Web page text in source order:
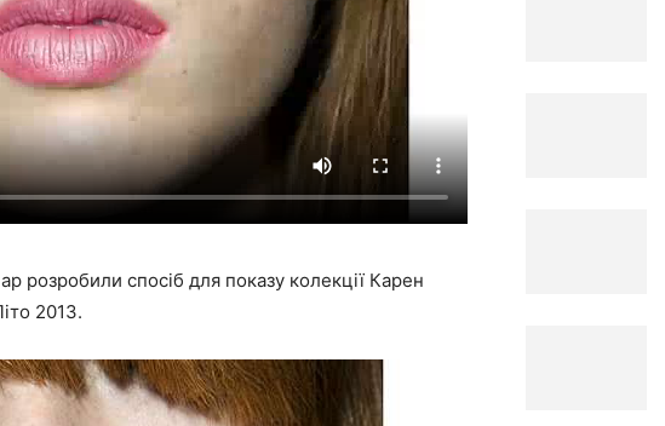
розробили спосіб для показу колекції Карен
2013.